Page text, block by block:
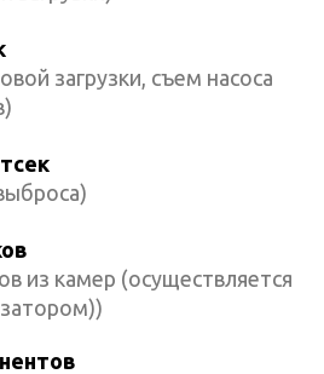
загрузки, съем насоса
из камер (осуществляется